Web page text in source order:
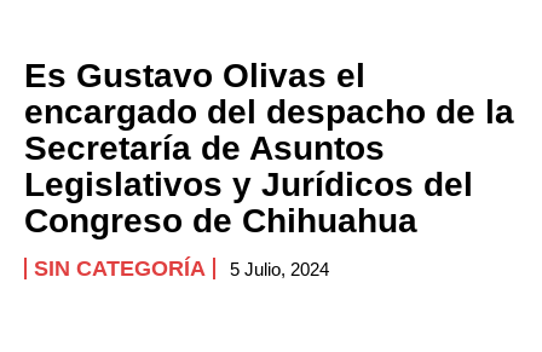
Es Gustavo Olivas el
encargado del despacho de la
Secretaría de Asuntos
Legislativos y Jurídicos del
Congreso de Chihuahua
SIN CATEGORÍA 5 Julio, 2024